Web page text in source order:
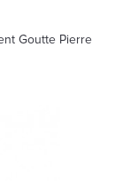
Goutte Pierre